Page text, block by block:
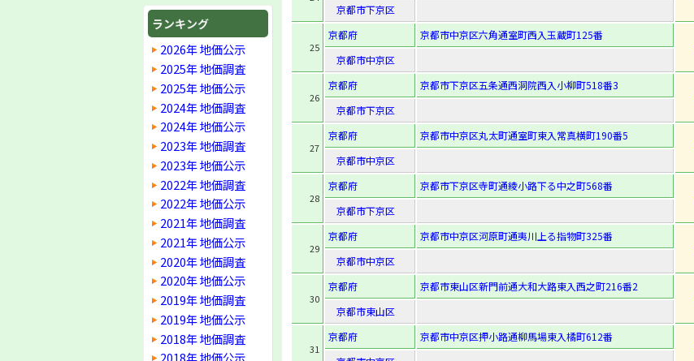
ランキング
2026年 地価公示
2025年 地価調査
2025年 地価公示
2024年 地価調査
2024年 地価公示
2023年 地価調査
2023年 地価公示
2022年 地価調査
2022年 地価公示
2021年 地価調査
2021年 地価公示
2020年 地価調査
2020年 地価公示
2019年 地価調査
2019年 地価公示
2018年 地価調査
2018年 地価公示
京都市下京区
25
京都府
京都市中京区六角通室町西入玉蔵町125番
京都市中京区
26
京都府
京都市下京区五条通西洞院西入小柳町518番3
京都市下京区
27
京都府
京都市中京区丸太町通室町東入常真横町190番5
京都市中京区
28
京都府
京都市下京区寺町通綾小路下る中之町568番
京都市下京区
29
京都府
京都市中京区河原町通夷川上る指物町325番
京都市中京区
30
京都府
京都市東山区新門前通大和大路東入西之町216番2
京都市東山区
31
京都府
京都市中京区押小路通柳馬場東入橘町612番